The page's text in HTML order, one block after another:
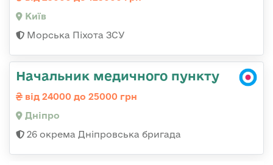
Київ
Морська Піхота ЗСУ
Начальник медичного пункту
від 24000 до 25000 грн
Дніпро
26 окрема Дніпровська бригада